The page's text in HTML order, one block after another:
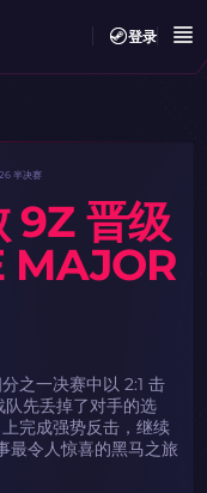
登录
半决赛
9Z 晋级
MAJOR
之一决赛中以 2:1 击
先丢掉了对手的选
完成强势反击，继续
最令人惊喜的黑马之旅